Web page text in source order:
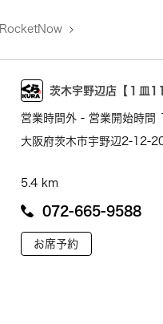
RocketNow
茨木宇野辺店【１皿
営業時間外 - 営業開始時間
大阪府茨木市宇野辺2-12-
5.4 km
072-665-9588
お席予約